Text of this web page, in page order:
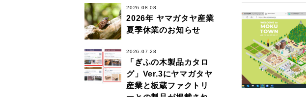
2026.08.08
2026年 ヤマガタヤ産業
夏季休業のお知らせ
2026.07.28
「ぎふの木製品カタロ
グ」Ver.3にヤマガタヤ
産業と板蔵ファクトリ